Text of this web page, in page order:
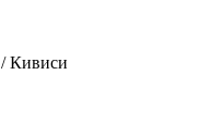
/ Кивиси